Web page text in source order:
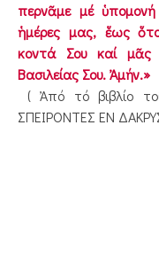
περνᾶμε μέ ὑπομονή
ἡμέρες μας, ἕως
κοντά Σου καί μᾶς
Βασιλείας Σου. Ἀμήν.»
( Ἀπό τό βιβλίο
ΣΠΕΙΡΟΝΤΕΣ ΕΝ